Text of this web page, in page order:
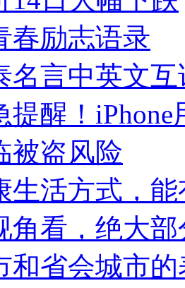
春励志语录
名言中英文互
提醒！
被盗风险
生活方式，
角看，绝大
和省会城市